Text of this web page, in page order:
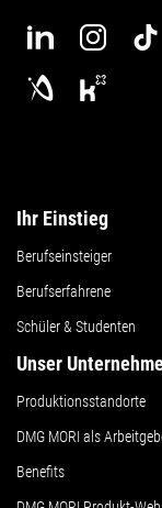
Ihr Einstieg
Berufseinsteiger
Berufserfahrene
Schüler & Studenten
Unser
Produktionsstandorte
DMG MORI als
Benefits